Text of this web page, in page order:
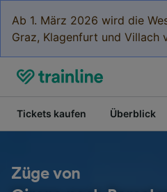
Ab 1. März 2026 wird die
Graz, Klagenfurt und Villach
Tickets kaufen Überblick
Züge von